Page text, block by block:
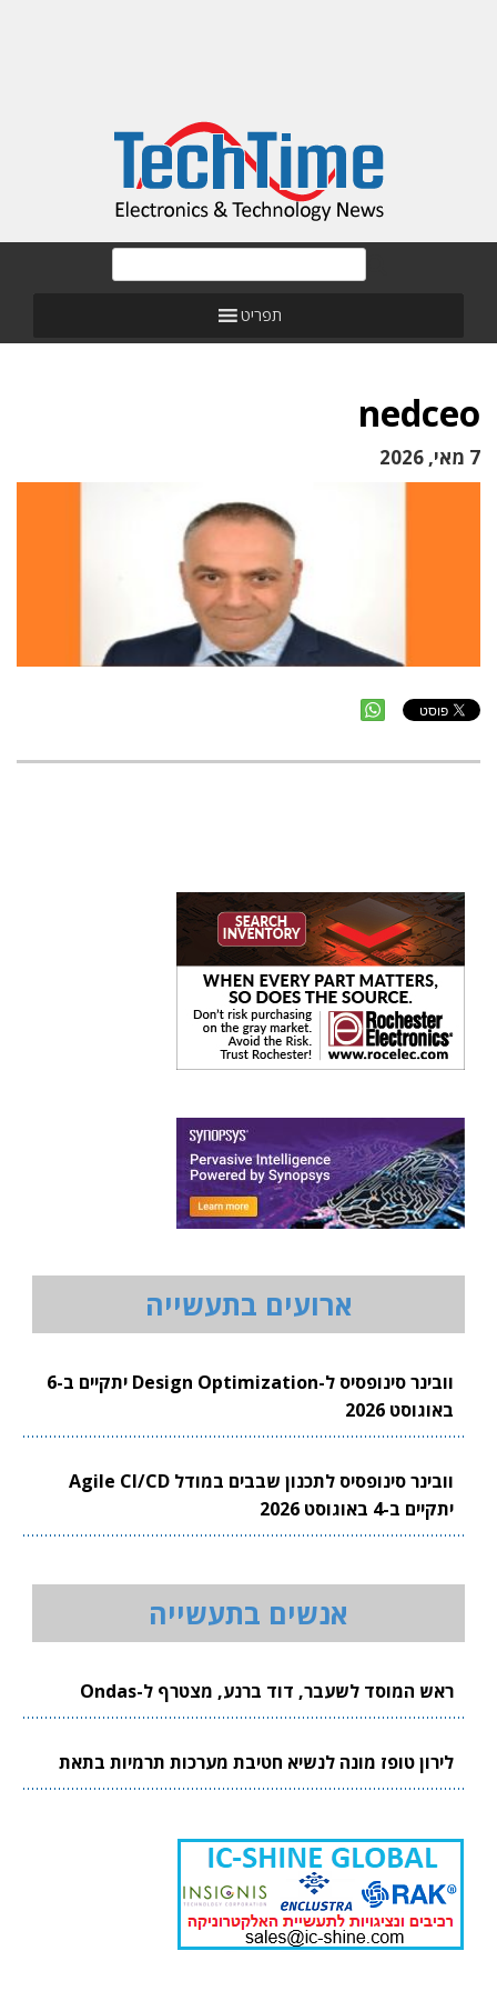
תפריט
nedceo
7 מאי, 2026
ארועים בתעשייה
וובינר סינופסיס ל-Design Optimization יתקיים ב-6
באוגוסט 2026
וובינר סינופסיס לתכנון שבבים במודל Agile CI/CD
יתקיים ב-4 באוגוסט 2026
אנשים בתעשייה
ראש המוסד לשעבר, דוד ברנע, מצטרף ל-Ondas
לירון טופז מונה לנשיא חטיבת מערכות תרמיות בתאת